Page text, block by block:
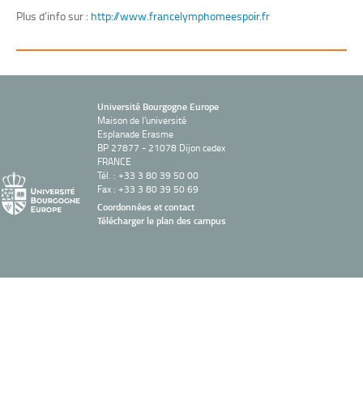
Plus d’info sur : http://www.francelymphomeespoir.fr
Université Bourgogne Europe
Maison de l'université
Esplanade Erasme
BP 27877 - 21078 Dijon cedex
FRANCE
Tél. : +33 3 80 39 50 00
Fax : +33 3 80 39 50 69
Coordonnées et contact
Télécharger le plan des campus